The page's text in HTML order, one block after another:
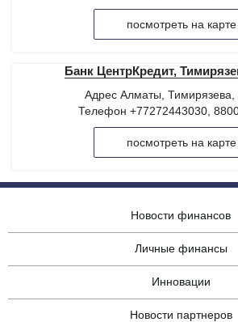
посмотреть на карте
Банк ЦентрКредит,
Адрес Алматы, Тимирязева,
Телефон +77272443030,
посмотреть на карте
Новости финансов
Личные финансы
Инновации
Новости партнеров